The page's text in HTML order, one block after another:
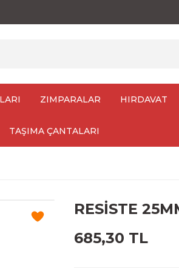
ZIMPARALAR HIRDAVAT
TAŞIMA ÇANTALARI
RESİSTE
685,30 TL